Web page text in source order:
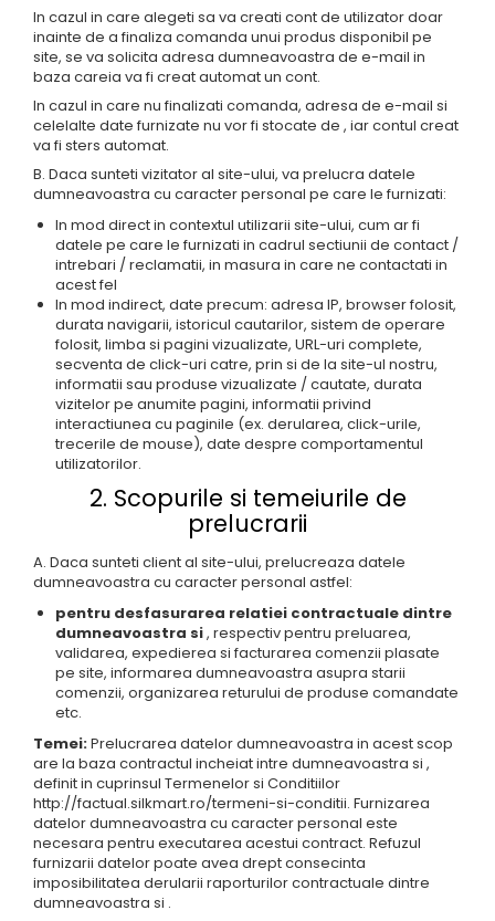
In cazul in care alegeti sa va creati cont de utilizator doar
inainte de a finaliza comanda unui produs disponibil pe
site, se va solicita adresa dumneavoastra de e-mail in
baza careia va fi creat automat un cont.
In cazul in care nu finalizati comanda, adresa de e-mail si
celelalte date furnizate nu vor fi stocate de , iar contul creat
va fi sters automat.
B. Daca sunteti vizitator al site-ului, va prelucra datele
dumneavoastra cu caracter personal pe care le furnizati:
In mod direct in contextul utilizarii site-ului, cum ar fi
datele pe care le furnizati in cadrul sectiunii de contact /
intrebari / reclamatii, in masura in care ne contactati in
acest fel
In mod indirect, date precum: adresa IP, browser folosit,
durata navigarii, istoricul cautarilor, sistem de operare
folosit, limba si pagini vizualizate, URL-uri complete,
secventa de click-uri catre, prin si de la site-ul nostru,
informatii sau produse vizualizate / cautate, durata
vizitelor pe anumite pagini, informatii privind
interactiunea cu paginile (ex. derularea, click-urile,
trecerile de mouse), date despre comportamentul
utilizatorilor.
2. Scopurile si temeiurile de
prelucrarii
A. Daca sunteti client al site-ului, prelucreaza datele
dumneavoastra cu caracter personal astfel:
pentru desfasurarea relatiei contractuale dintre
dumneavoastra si, respectiv pentru preluarea,
validarea, expedierea si facturarea comenzii plasate
pe site, informarea dumneavoastra asupra starii
comenzii, organizarea returului de produse comandate
etc.
Temei:Prelucrarea datelor dumneavoastra in acest scop
are la baza contractul incheiat intre dumneavoastra si ,
definit in cuprinsul Termenelor si Conditiilor
http://factual.silkmart.ro/termeni-si-conditii. Furnizarea
datelor dumneavoastra cu caracter personal este
necesara pentru executarea acestui contract. Refuzul
furnizarii datelor poate avea drept consecinta
imposibilitatea derularii raporturilor contractuale dintre
dumneavoastra si .